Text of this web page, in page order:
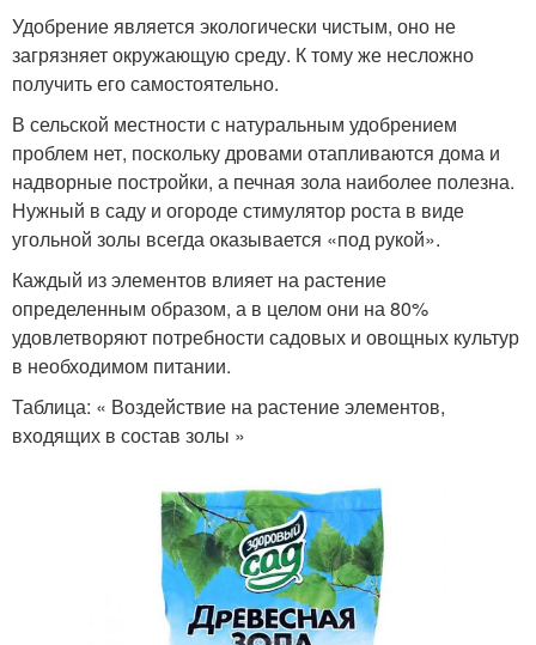
Удобрение является экологически чистым, оно не
загрязняет окружающую среду. К тому же несложно
получить его самостоятельно.
В сельской местности с натуральным удобрением
проблем нет, поскольку дровами отапливаются дома и
надворные постройки, а печная зола наиболее полезна.
Нужный в саду и огороде стимулятор роста в виде
угольной золы всегда оказывается «под рукой».
Каждый из элементов влияет на растение
определенным образом, а в целом они на 80%
удовлетворяют потребности садовых и овощных культур
в необходимом питании.
Таблица: « Воздействие на растение элементов,
входящих в состав золы »